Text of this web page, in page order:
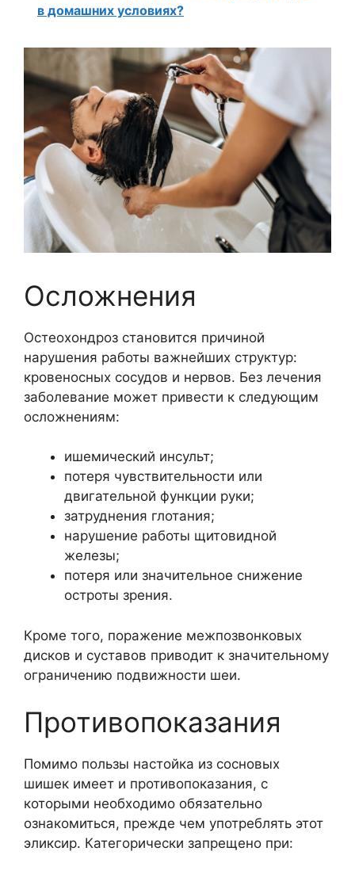
в домашних условиях?
Осложнения
Остеохондроз становится причиной
нарушения работы важнейших структур:
кровеносных сосудов и нервов. Без лечения
заболевание может привести к следующим
осложнениям:
ишемический инсульт;
потеря чувствительности или
двигательной функции руки;
затруднения глотания;
нарушение работы щитовидной
железы;
потеря или значительное снижение
остроты зрения.
Кроме того, поражение межпозвонковых
дисков и суставов приводит к значительному
ограничению подвижности шеи.
Противопоказания
Помимо пользы настойка из сосновых
шишек имеет и противопоказания, с
которыми необходимо обязательно
ознакомиться, прежде чем употреблять этот
эликсир. Категорически запрещено при: